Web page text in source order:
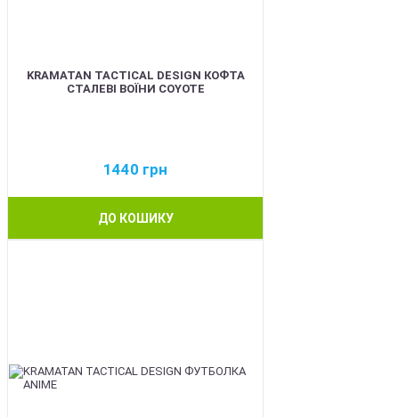
KRAMATAN TACTICAL DESIGN КОФТА
СТАЛЕВІ ВОЇНИ COYOTE
1440 грн
ДО КОШИКУ